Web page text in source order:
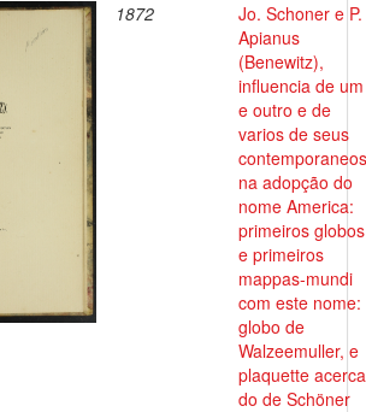
1872
Jo. Schoner e P.
Apianus
(Benewitz),
influencia de um
e outro e de
varios de seus
contemporaneos
na adopção do
nome America:
primeiros globos
e primeiros
mappas-mundi
com este nome:
globo de
Walzeemuller, e
plaquette acerca
do de Schöner